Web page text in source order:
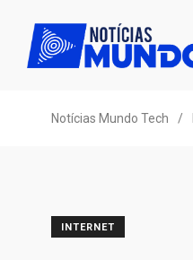
Notícias Mundo Tech /
INTERNET